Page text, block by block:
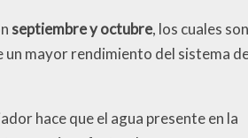
septiembre y octubre, los cuales
un mayor rendimiento del sistema
hace que el agua presente en la